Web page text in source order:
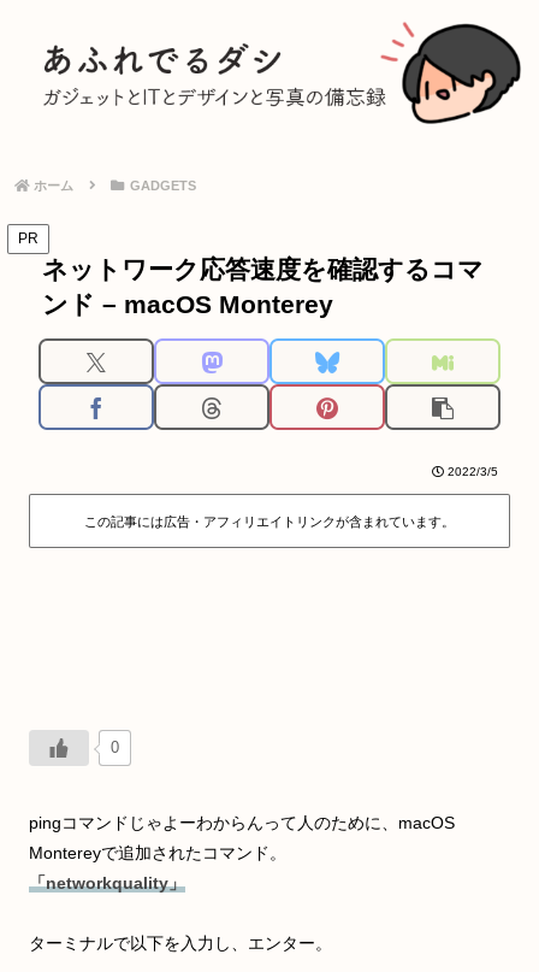
ホーム GADGETS
PR
ネットワーク応答速度を確認するコマ
ンド – macOS Monterey
2022/3/5
この記事には広告・アフィリエイトリンクが含まれています。
0
pingコマンドじゃよーわからんって人のために、macOS
Montereyで追加されたコマンド。
「networkquality」
ターミナルで以下を入力し、エンター。